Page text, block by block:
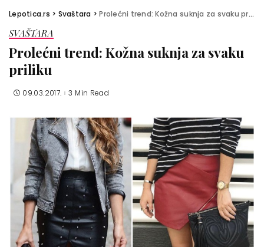
Lepotica.rs > Svaštara >Prolećni trend: Kožna suknja za svaku priliku
SVAŠTARA
Prolećni trend: Kožna suknja za svaku
priliku
09.03.2017. 3 Min Read